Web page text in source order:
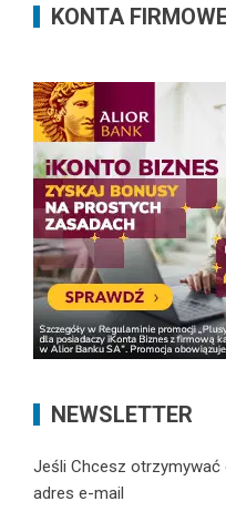
KONTA
NEWSLETTER
Jeśli Chcesz
adres e-mail